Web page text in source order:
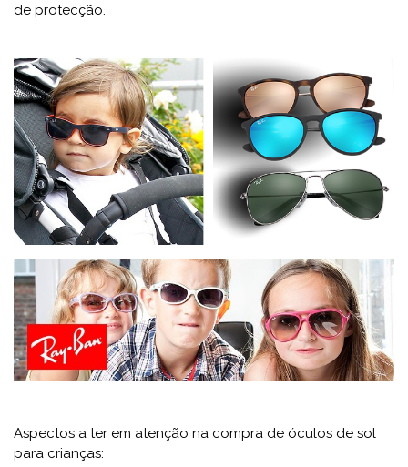
de protecção.
Aspectos a ter em atenção na compra de óculos de sol
para crianças: